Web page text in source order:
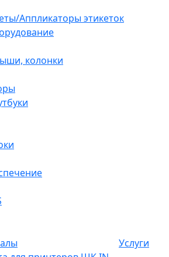
Аппликаторы этикеток
колонки
Услуги